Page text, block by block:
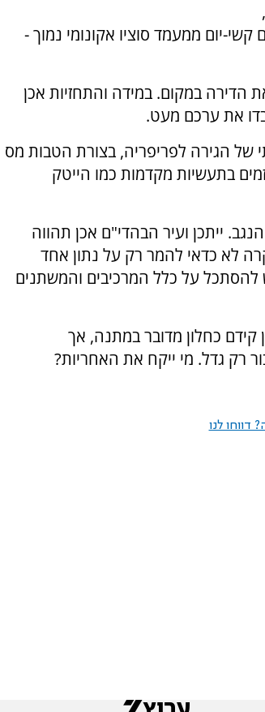
קשי-יום ממעמד סוציו אקונומי נמוך -
הדירה במקום. במידה והתחזיות אכן
את ערכם מעט.
של הגירה לפריפריה, בצורת הטבות מס
בתעשיות מקדמות כמו הייטק
ייתכן ועיר הבהדי"ם אכן תהווה
לא כדאי להמר רק על נתון אחד
להסתכל על כלל המרכיבים והמשתנים
כחלון מדובר במתנה, אך
רק גדל. מי ייקח את האחריות?
דווחו לנו